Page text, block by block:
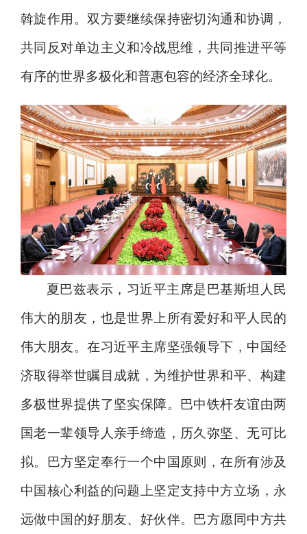
斡旋作用。双方要继续保持密切沟通和协调，
共同反对单边主义和冷战思维，共同推进平等
有序的世界多极化和普惠包容的经济全球化。
夏巴兹表示，习近平主席是巴基斯坦人民
伟大的朋友，也是世界上所有爱好和平人民的
伟大朋友。在习近平主席坚强领导下，中国经
济取得举世瞩目成就，为维护世界和平、构建
多极世界提供了坚实保障。巴中铁杆友谊由两
国老一辈领导人亲手缔造，历久弥坚、无可比
拟。巴方坚定奉行一个中国原则，在所有涉及
中国核心利益的问题上坚定支持中方立场，永
远做中国的好朋友、好伙伴。巴方愿同中方共